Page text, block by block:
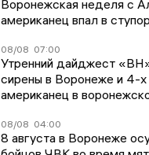
Воронежская неделя с
американец впал в ступор
08/08 07:00
Утренний дайджест
сирены в Воронеже и 4-х
американец в
08/08 04:00
8 августа в Воронеже